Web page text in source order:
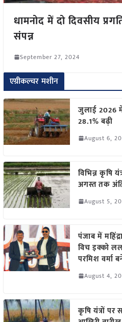
धामनोद में दो दिवसीय
संपन्न
September 27, 2024
एग्रीकल्चर मशीन
जुलाई 2026 में
28.1% बढ़ी
August 6,
विभिन्न कृषि
अगस्त तक
August 5,
पंजाब में
विच इक्को
परमिश वर्मा
August 4,
कृषि यंत्रों पर